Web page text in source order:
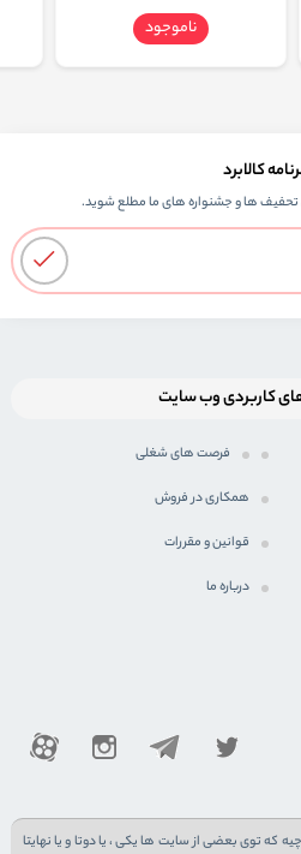
ناموجود
کالابرد
تحفیف ها و جشنواره های ما مطلع شوید.
کاربردی وب سایت
فرصت های شغلی
همکاری در فروش
قوانین و مقررات
درباره ما
که توی بعضی از سایت ها یکی ، یا دوتا و یا نهایتا